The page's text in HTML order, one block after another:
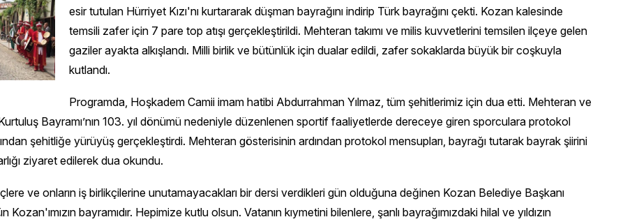
esir tutulan Hürriyet Kızı'nı kurtararak düşman bayrağını indirip Türk bayrağını çekti. Kozan kalesinde
temsili zafer için 7 pare top atışı gerçekleştirildi. Mehteran takımı ve milis kuvvetlerini temsilen ilçeye gelen
gaziler ayakta alkışlandı. Milli birlik ve bütünlük için dualar edildi, zafer sokaklarda büyük bir coşkuyla
kutlandı.
Programda, Hoşkadem Camii imam hatibi Abdurrahman Yılmaz, tüm şehitlerimiz için dua etti. Mehteran ve
Bayramı’nın 103. yıl dönümü nedeniyle düzenlenen sportif faaliyetlerde dereceye giren sporculara protokol
şehitliğe yürüyüş gerçekleştirdi. Mehteran gösterisinin ardından protokol mensupları, bayrağı tutarak bayrak şiirini
ziyaret edilerek dua okundu.
ve onların iş birlikçilerine unutamayacakları bir dersi verdikleri gün olduğuna değinen Kozan Belediye Başkanı
bayramıdır. Hepimize kutlu olsun. Vatanın kıymetini bilenlere, şanlı bayrağımızdaki hilal ve yıldızın